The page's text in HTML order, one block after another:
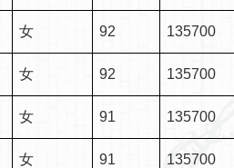
女 92 135700
女 92 135700
女 91 135700
女 91 135700